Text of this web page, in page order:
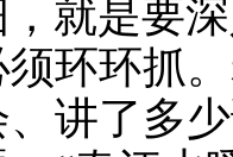
就是要
环环抓
、讲了多